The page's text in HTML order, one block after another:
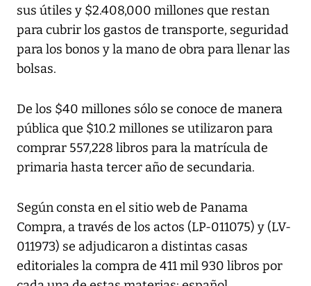
sus útiles y $2.408,000 millones que restan
para cubrir los gastos de transporte, seguridad
para los bonos y la mano de obra para llenar las
bolsas.
De los $40 millones sólo se conoce de manera
pública que $10.2 millones se utilizaron para
comprar 557,228 libros para la matrícula de
primaria hasta tercer año de secundaria.
Según consta en el sitio web de Panama
Compra, a través de los actos (LP-011075) y (LV-
011973) se adjudicaron a distintas casas
editoriales la compra de 411 mil 930 libros por